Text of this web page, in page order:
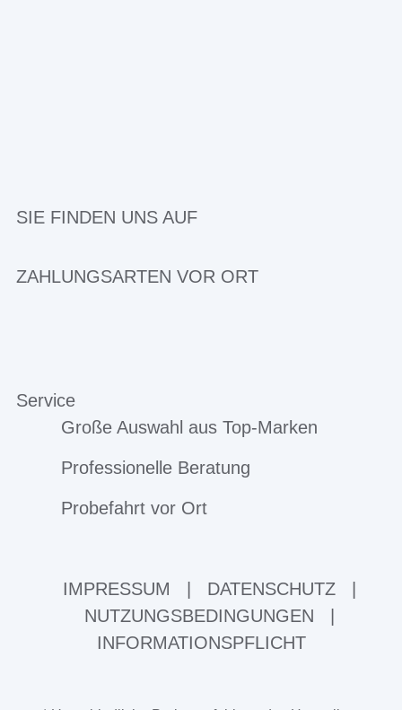
SIE FINDEN UNS AUF
ZAHLUNGSARTEN VOR ORT
Service
Große Auswahl aus Top-Marken
Professionelle Beratung
Probefahrt vor Ort
IMPRESSUM DATENSCHUTZ
NUTZUNGSBEDINGUNGEN
INFORMATIONSPFLICHT